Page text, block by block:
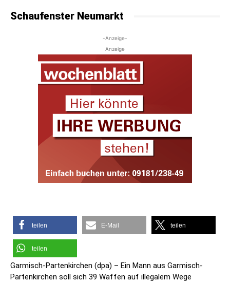
Schaufenster Neumarkt
-Anzeige-
Anzeige
teilen E-Mail teilen
teilen
Garmisch-Partenkirchen (dpa) – Ein Mann aus Garmisch-
Partenkirchen soll sich 39 Waffen auf illegalem Wege